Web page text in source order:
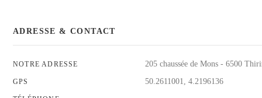
ADRESSE & CONTACT
NOTRE ADRESSE 205 chaussée de Mons - 6500
GPS 50.2611001, 4.2196136